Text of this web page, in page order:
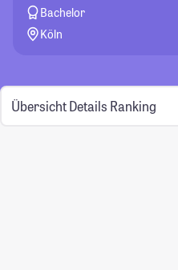
Bachelor
Köln
Übersicht Details Ranking